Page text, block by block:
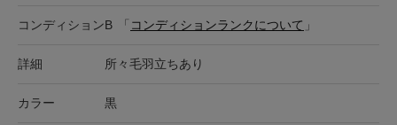
コンディションB 「 コンディションランクについて 」
詳細 所々毛羽立ちあり
カラー 黒